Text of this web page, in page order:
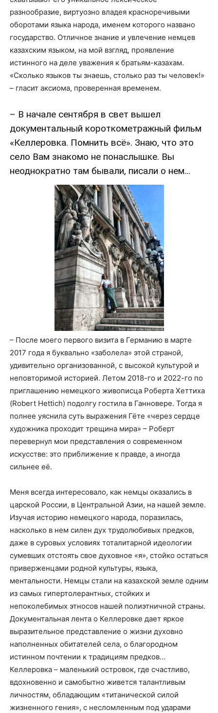
разнообразие, виртуозно владея красноречивыми
оборотами языка народа, именем которого названо
государство. Отличное знание и увлечение немцев
казахским языком, на мой взгляд, проявление
истинного на деле уважения к братьям-казахам.
«Сколько языков ты знаешь, столько раз ты человек!»
– гласит аксиома, проверенная временем.
– В начале сентября в свет вышел
документальный короткометражный фильм
«Келлеровка. Помнить всё». Знаю, что это
село Вам знакомо не понаслышке. Вы
неоднократно там бывали, писали о нем…
– После моего первого визита в Германию в марте
2017 года я буквально «заболела» этой страной,
удивительно организованной, с высокой культурой и
неповторимой историей. Летом 2018-го и 2022-го по
приглашению немецкого живописца Роберта Хеттиха
(Robert Hettich) подолгу гостила в Ганновере. Тогда я
полнее уяснила суть выражения Гёте «через сердце
художника проходит трещина мира» – Роберт
перевернул мои представления о современном
искусстве: это приближение к правде, а иногда
сильнее её.
Меня всегда интересовало, как немцы оказались в
царской России, в Центральной Азии, на нашей земле.
Изучая историю немецкого народа, поразилась,
насколько в нем силен дух трудолюбивых предков,
даже в суровых условиях тоталитарной идеологии
сумевших отстоять свое духовное «я», стойко остаться
приверженцами родной культуры, языка,
ментальности. Немцы стали на казахской земле одним
из самых гипертолерантных, стойких и
непоколебимых этносов нашей полиэтничной страны.
Документальная лента о Келлеровке дает яркое
выразительное представление о жизни духовно
наполненных обитателей села, о благородном
истинном почтении к традициям предков…
Келлеровка – маленький островок, где счастливо,
вдохновенно и самобытно живется талантливым
личностям, обладающим «титанической силой
жизненного гения», с несломленным под ударами